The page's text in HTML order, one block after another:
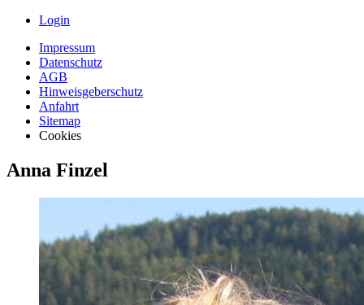
Login
Impressum
Datenschutz
AGB
Hinweisgeberschutz
Anfahrt
Sitemap
Cookies
Anna Finzel